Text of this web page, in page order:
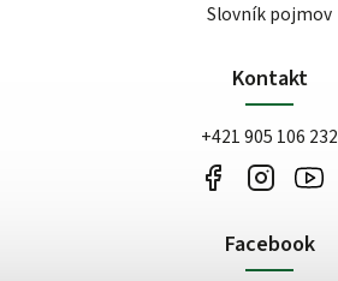
Slovník pojmov
Kontakt
+421 905 106 232
Facebook